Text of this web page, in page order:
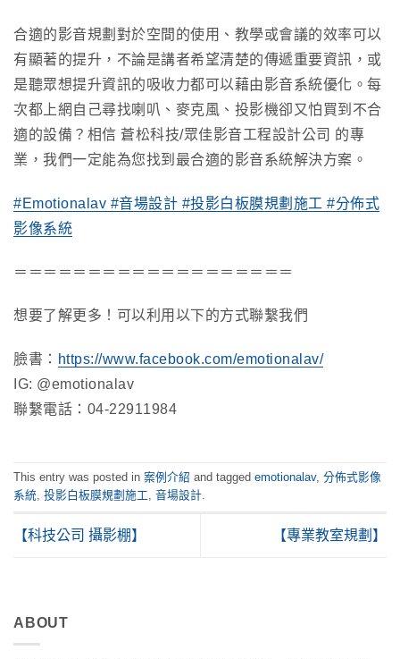
合適的影音規劃對於空間的使用、教學或會議的效率可以
有顯著的提升，不論是講者希望清楚的傳遞重要資訊，或
是聽眾想提升資訊的吸收力都可以藉由影音系統優化。每
次都上網自己尋找喇叭、麥克風、投影機卻又怕買到不合
適的設備？相信 蒼松科技/眾佳影音工程設計公司 的專
業，我們一定能為您找到最合適的影音系統解決方案。
#Emotionalav #音場設計 #投影白板膜規劃施工 #分佈式
影像系統
＝＝＝＝＝＝＝＝＝＝＝＝＝＝＝＝＝＝＝
想要了解更多！可以利用以下的方式聯繫我們
臉書： https://www.facebook.com/emotionalav/
IG: @emotionalav
聯繫電話：04-22911984
This entry was posted in 案例介紹 and tagged emotionalav, 分佈式影像
系統, 投影白板膜規劃施工, 音場設計.
【科技公司 攝影棚】 【專業教室規劃】
ABOUT